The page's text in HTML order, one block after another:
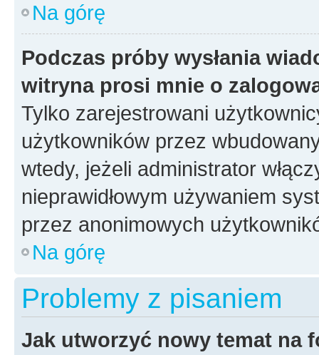
Na górę
Podczas próby wysłania
witryna prosi mnie o
Tylko zarejestrowani
użytkowników przez
wtedy, jeżeli administrator
nieprawidłowym używaniem
przez anonimowych
Na górę
Problemy z pisaniem
Jak utworzyć nowy temat na